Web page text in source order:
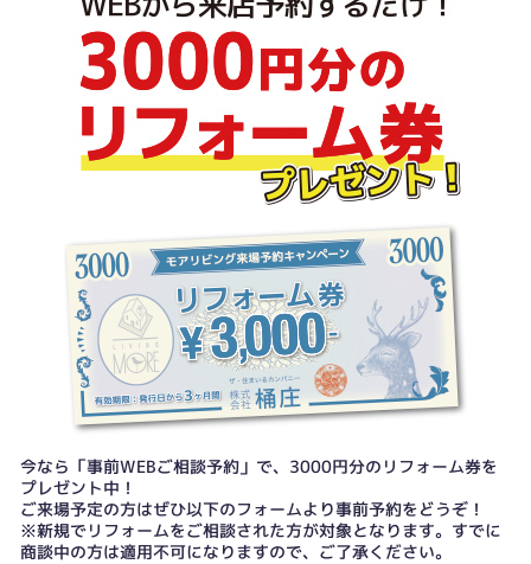
今なら「事前WEBご相談予約」で、3000円分のリフォーム券を
プレゼント中！
ご来場予定の方はぜひ以下のフォームより事前予約をどうぞ！
※新規でリフォームをご相談された方が対象となります。すでに
商談中の方は適用不可になりますので、ご了承ください。